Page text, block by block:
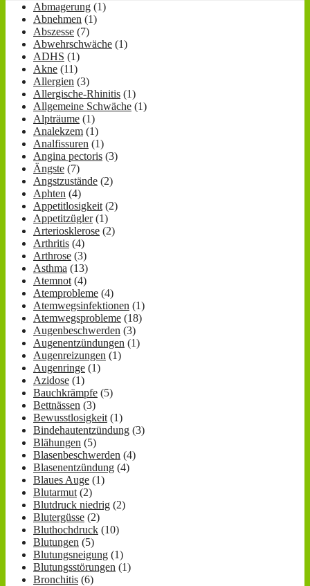
Abmagerung (1)
Abnehmen (1)
Abszesse (7)
Abwehrschwäche (1)
ADHS (1)
Akne (11)
Allergien (3)
Allergische-Rhinitis (1)
Allgemeine Schwäche (1)
Alpträume (1)
Analekzem (1)
Analfissuren (1)
Angina pectoris (3)
Ängste (7)
Angstzustände (2)
Aphten (4)
Appetitlosigkeit(2)
Appetitzügler(1)
Arteriosklerose (2)
Arthritis (4)
Arthrose (3)
Asthma (13)
Atemnot(4)
Atemprobleme (4)
Atemwegsinfektionen (1)
Atemwegsprobleme (18)
Augenbeschwerden (3)
Augenentzündungen (1)
Augenreizungen (1)
Augenringe (1)
Azidose (1)
Bauchkrämpfe (5)
Bettnässen (3)
Bewusstlosigkeit(1)
Bindehautentzündung (3)
Blähungen (5)
Blasenbeschwerden (4)
Blasenentzündung (4)
Blaues Auge (1)
Blutarmut(2)
Blutdruck niedrig (2)
Blutergüsse (2)
Bluthochdruck (10)
Blutungen (5)
Blutungsneigung (1)
Blutungsstörungen (1)
Bronchitis (6)